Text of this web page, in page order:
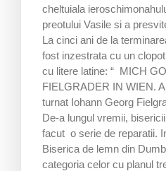
cheltuiala
preotului Vasile si a
La cinci ani de la
fost inzestrata cu un
cu litere latine: “ MICH
FIELGRADER IN WIEN.
turnat Iohann Georg
De-a lungul vremii,
facut o serie de reparatii.
Biserica de lemn din
categoria celor cu planul